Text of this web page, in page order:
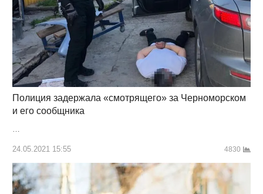
Полиция задержала «смотрящего» за Черноморском
и его сообщника
…
24.05.2021 15:55 4830